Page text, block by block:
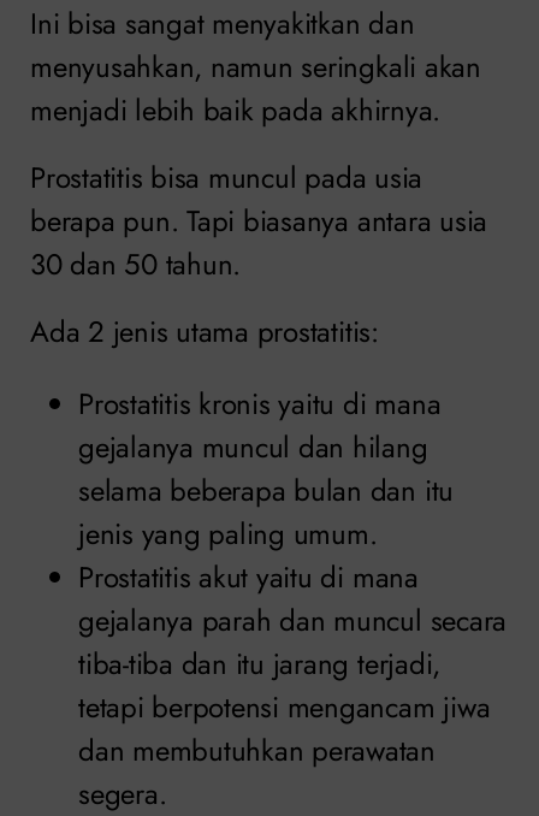
Ini bisa sangat menyakitkan dan
menyusahkan, namun seringkali akan
menjadi lebih baik pada akhirnya.
Prostatitis bisa muncul pada usia
berapa pun. Tapi biasanya antara usia
30 dan 50 tahun.
Ada 2 jenis utama prostatitis:
Prostatitis kronis yaitu di mana
gejalanya muncul dan hilang
selama beberapa bulan dan itu
jenis yang paling umum.
Prostatitis akut yaitu di mana
gejalanya parah dan muncul secara
tiba-tiba dan itu jarang terjadi,
tetapi berpotensi mengancam jiwa
dan membutuhkan perawatan
segera.